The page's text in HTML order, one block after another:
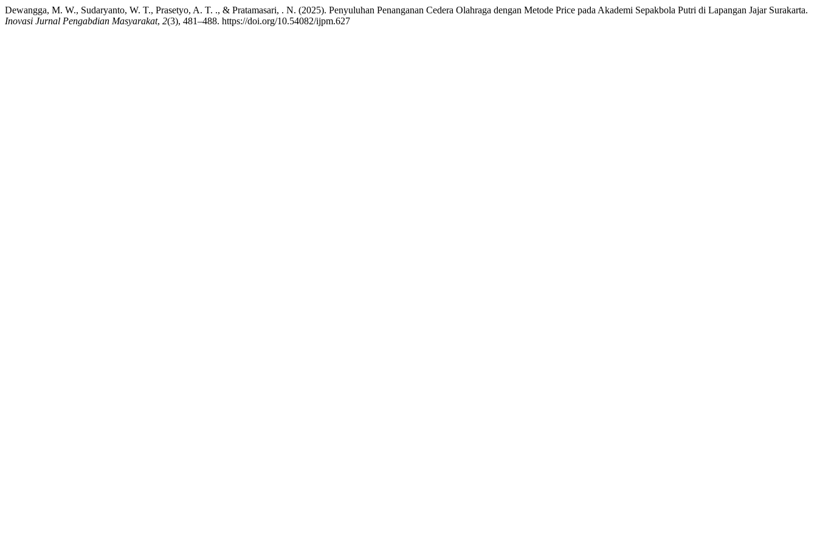
Dewangga, M. W., Sudaryanto, W. T., Prasetyo, A. T. ., & Pratamasari, . N. (2025). Penyuluhan Penanganan Cedera Olahraga dengan Metode Price pada Akademi Sepakbola Putri di Lapangan Jajar Surakarta.
Inovasi Jurnal Pengabdian Masyarakat, 2(3), 481–488. https://doi.org/10.54082/ijpm.627